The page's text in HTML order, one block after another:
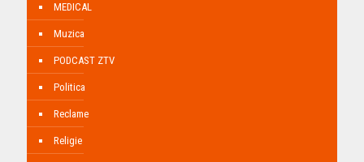
MEDICAL
Muzica
PODCAST ZTV
Politica
Reclame
Religie